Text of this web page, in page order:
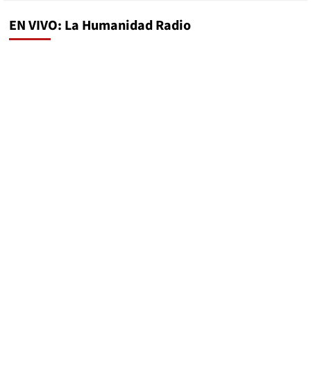
EN VIVO: La Humanidad Radio